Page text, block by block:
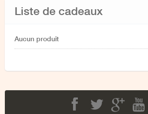
Liste de cadeaux
Aucun produit